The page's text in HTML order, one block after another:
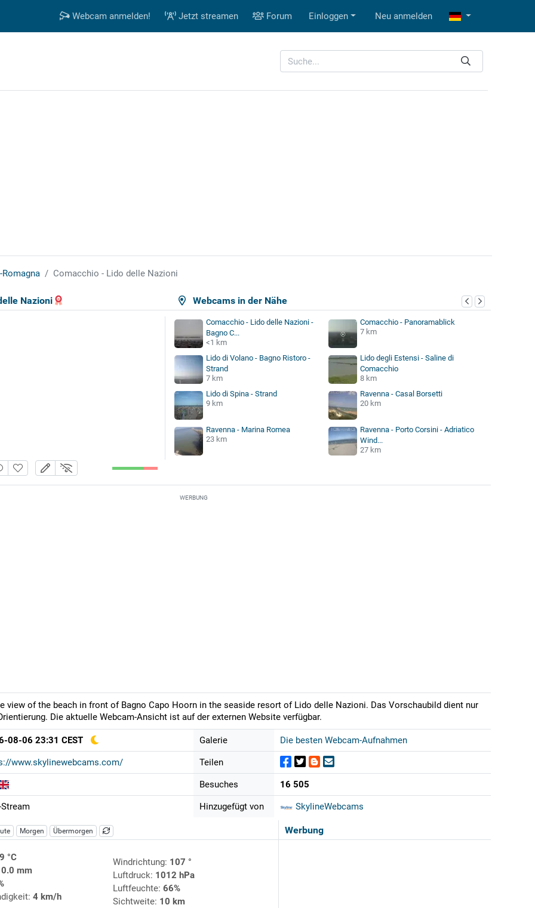
Webcam anmelden! Jetzt streamen Forum Einloggen Neu anmelden
Comacchio - Lido delle Nazioni
Webcams in der Nähe
Nazioni
Comacchio - Lido delle Nazioni -
Bagno C...
<1 km
Comacchio - Panoramablick
7 km
Lido di Volano - Bagno Ristoro -
Strand
7 km
Lido degli Estensi - Saline di
Comacchio
8 km
Lido di Spina - Strand
9 km
Ravenna - Casal Borsetti
20 km
Ravenna - Marina Romea
23 km
Ravenna - Porto Corsini - Adriatico
Wind...
27 km
WERBUNG
view of the beach in front of Bagno Capo Hoorn in the seaside resort of Lido delle Nazioni. Das Vorschaubild dient nur
Die aktuelle Webcam-Ansicht ist auf der externen Website verfügbar.
08-06 23:31 CEST
www.skylinewebcams.com/
Stream
Galerie Die besten Webcam-Aufnahmen
Teilen
Besuches 16 505
Hinzugefügt von SkylineWebcams
Werbung
Morgen Übermorgen
°C
0.0 mm
4 km/h
Windrichtung: 107 °
Luftdruck: 1012 hPa
Luftfeuchte: 66%
Sichtweite: 10 km